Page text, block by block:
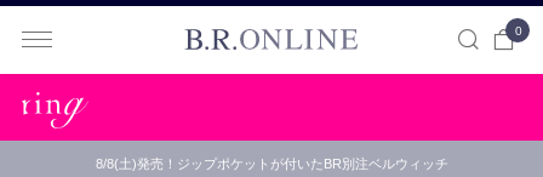
0
8/8(土)発売！ジップポケットが付いたBR別注ベルウィッチ